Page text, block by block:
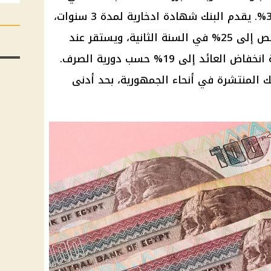
المصري بعائد متناقص يصل إلى 30%. يقدم البنك شهادة ادخارية لمدة 3 سنوات،
بعائد 30% في السنة الأولى، يتناقص إلى 25% في السنة الثانية، ويستقر عند
20% في السنة الثالثة، مع إمكانية انخفاض العائد إلى 19% حسب دورية الصرف.
في أنحاء الجمهورية، بحد أدنى